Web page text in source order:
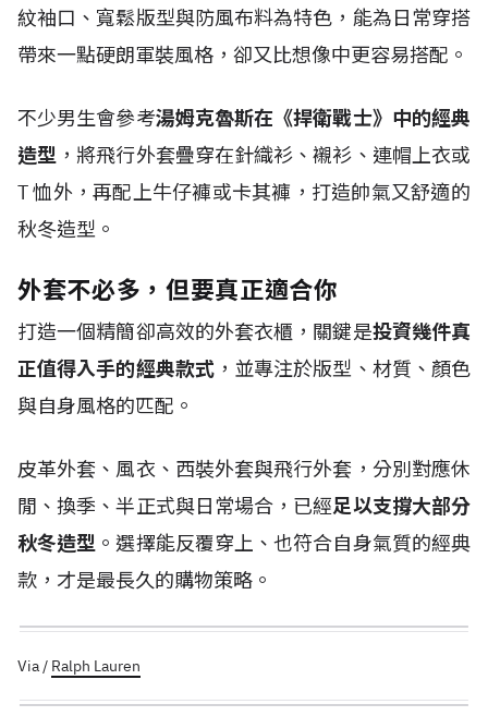
紋袖口、寬鬆版型與防風布料為特色，能為日常穿搭
帶來一點硬朗軍裝風格，卻又比想像中更容易搭配。
不少男生會參考湯姆克魯斯在《捍衛戰士》中的經典
造型 ，將飛行外套疊穿在針織衫、襯衫、連帽上衣或
T恤外，再配上牛仔褲或卡其褲，打造帥氣又舒適的
秋冬造型。
外套不必多，但要真正適合你
打造一個精簡卻高效的外套衣櫃，關鍵是投資幾件真
正值得入手的經典款式，並專注於版型、材質、顏色
與自身風格的匹配。
皮革外套、風衣、西裝外套與飛行外套，分別對應休
閒、換季、半正式與日常場合，已經足以支撐大部分
秋冬造型 。選擇能反覆穿上、也符合自身氣質的經典
款，才是最長久的購物策略。
Via / Ralph Lauren